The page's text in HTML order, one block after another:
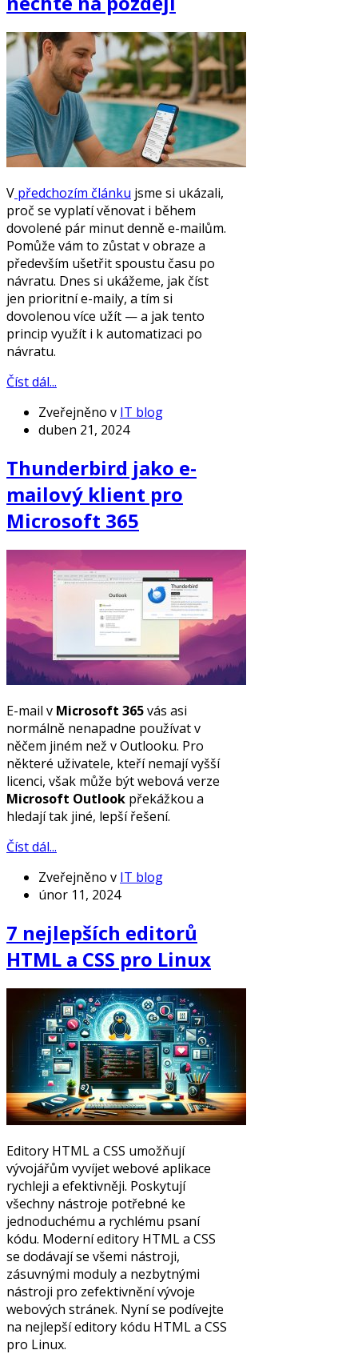
V předchozím článku jsme si ukázali,
proč se vyplatí věnovat i během
dovolené pár minut denně e-mailům.
Pomůže vám to zůstat v obraze a
především ušetřit spoustu času po
návratu. Dnes si ukážeme, jak číst
jen prioritní e-maily, a tím si
dovolenou více užít — a jak tento
princip využít i k automatizaci po
návratu.
Číst dál...
Zveřejněno v IT blog
duben 21, 2024
Thunderbird jako e-
mailový klient pro
Microsoft 365
E-mail v Microsoft 365vás asi
normálně nenapadne používat v
něčem jiném než v Outlooku. Pro
některé uživatele, kteří nemají vyšší
licenci, však může být webová verze
Microsoft Outlook překážkou a
hledají tak jiné, lepší řešení.
Číst dál...
Zveřejněno v IT blog
únor 11, 2024
7 nejlepších editorů
HTML a CSS pro Linux
Editory HTML a CSS umožňují
vývojářům vyvíjet webové aplikace
rychleji a efektivněji. Poskytují
všechny nástroje potřebné ke
jednoduchému a rychlému psaní
kódu. Moderní editory HTML a CSS
se dodávají se všemi nástroji,
zásuvnými moduly a nezbytnými
nástroji pro zefektivnění vývoje
webových stránek. Nyní se podívejte
na nejlepší editory kódu HTML a CSS
pro Linux.